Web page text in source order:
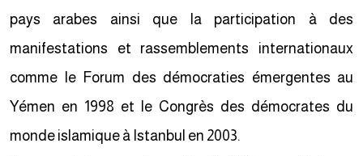
pays arabes ainsi que la participation à des
manifestations et rassemblements internationaux
comme le Forum des démocraties émergentes au
Yémen en 1998 et le Congrès des démocrates du
monde islamique à Istanbul en 2003.